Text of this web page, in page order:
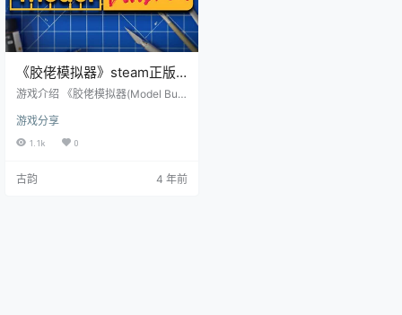
《胶佬模拟器》steam正版
离线版共享账号
游戏介绍 《胶佬模拟器(Model Buil
游戏。组装、定制和展示你的作品
——将叹为观止的机器装满虚拟展
模拟器下载，在虚拟的世界中体验
游戏分享
1.1k 0
古韵 4 年前